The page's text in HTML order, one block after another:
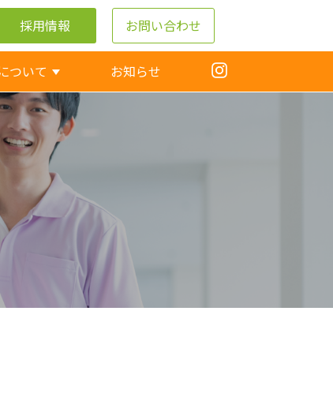
採用情報 お問い合わせ
ついて お知らせ